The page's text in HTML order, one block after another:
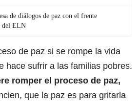
de diálogos de paz con el frente
del ELN
de paz si se rompe la vida
hace sufrir a las familias pobres.
romper el proceso de paz,
que la paz es para gritarla